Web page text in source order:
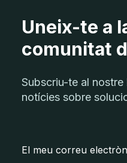
Uneix-te a
comunitat
Subscriu-te al
notícies sobre
El meu correu